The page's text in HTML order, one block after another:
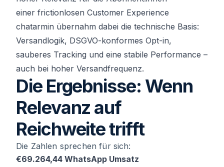
einer frictionlosen Customer Experience
chatarmin übernahm dabei die technische Basis:
Versandlogik, DSGVO-konformes Opt-in,
sauberes Tracking und eine stabile Performance –
auch bei hoher Versandfrequenz.
Die Ergebnisse: Wenn
Relevanz auf
Reichweite trifft
Die Zahlen sprechen für sich:
€69.264,44 WhatsApp Umsatz